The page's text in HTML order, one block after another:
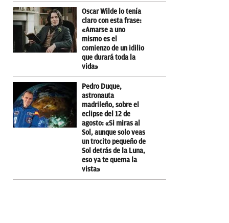
Oscar Wilde lo tenía
claro con esta frase:
«Amarse a uno
mismo es el
comienzo de un idilio
que durará toda la
vida»
Pedro Duque,
astronauta
madrileño, sobre el
eclipse del 12 de
agosto: «Si miras al
Sol, aunque solo veas
un trocito pequeño de
Sol detrás de la Luna,
eso ya te quema la
vista»